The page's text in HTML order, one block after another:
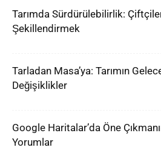
Tarımda Sürdürülebilirlik:
Şekillendirmek
Tarladan Masa’ya: Tarımın
Değişiklikler
Google Haritalar’da Öne
Yorumlar